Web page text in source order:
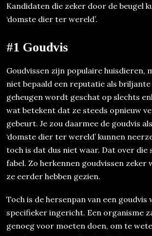
Kandidaten die zeker door de beugel
‘domste dier ter wereld’.
#1 Goudvis
Goudvissen zijn populaire huisdieren,
niet bepaald een reputatie als
geheugen wordt geschat op slechts
wat betekent dat ze steeds opnieuw
gebeurt. Je zou daarmee de goudvis
‘domste dier ter wereld’ kunnen
toch is dat dus niet waar. Dat over die
fabel. Zo herkennen goudvissen zeker
ze eerder hebben gezien.
Toch is de hersenpan van een goudvis
specifieker ingericht. Een organisme
genoeg voor moeten doen, om te